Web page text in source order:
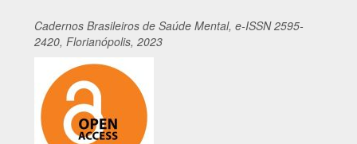
Cadernos Brasileiros de Saúde Mental, e-ISSN 2595-
2420, Florianópolis, 2023